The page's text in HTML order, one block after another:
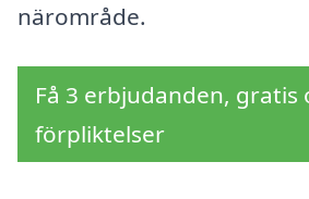
närområde.
Få 3 erbjudanden, gratis
förpliktelser